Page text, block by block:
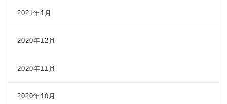
2021年1月
2020年12月
2020年11月
2020年10月